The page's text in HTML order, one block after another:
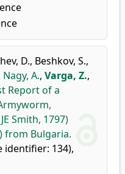
D., Beshkov, S.,
Nagy, A., Varga, Z.,
Report of a
Smith, 1797)
from Bulgaria.
identifier: 134),